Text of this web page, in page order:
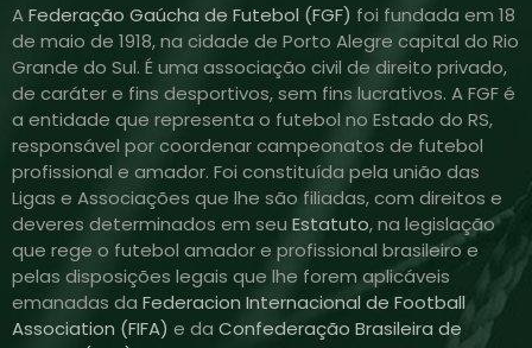
AFederação Gaúcha de Futebol (FGF) foi fundada em 18
de maio de 1918, na cidade de Porto Alegre capital do Rio
Grande do Sul. É uma associação civil de direito privado,
de caráter e fins desportivos, sem fins lucrativos. A FGF é
a entidade que representa o futebol no Estado do RS,
responsável por coordenar campeonatos de futebol
profissional e amador. Foi constituída pela união das
Ligas e Associações que lhe são filiadas, com direitos e
deveres determinados em seu Estatuto, na legislação
que rege o futebol amador e profissional brasileiro e
pelas disposições legais que lhe forem aplicáveis
emanadas da Federacion Internacional de Football
Association (FIFA) e da Confederação Brasileira de